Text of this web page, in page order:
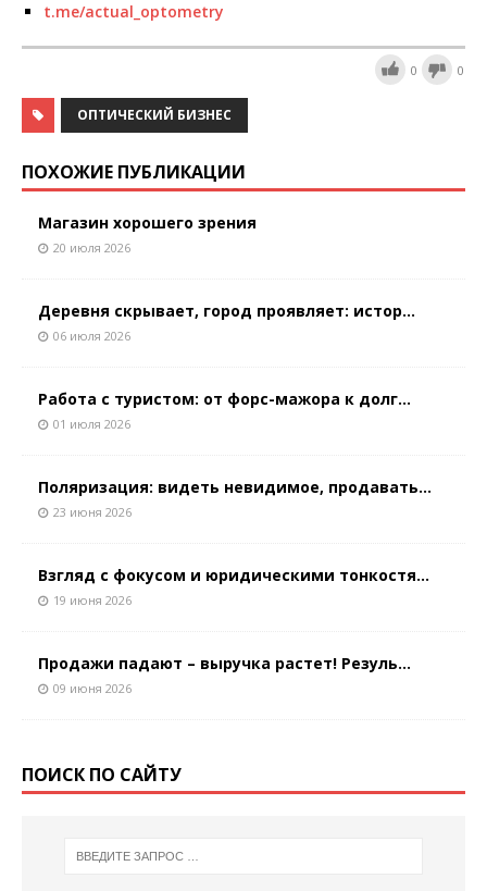
t.me/actual_optometry
0 0
ОПТИЧЕСКИЙ БИЗНЕС
ПОХОЖИЕ ПУБЛИКАЦИИ
Магазин хорошего зрения
20 июля 2026
Деревня скрывает, город проявляет: истор...
06 июля 2026
Работа с туристом: от форс-мажора к долг...
01 июля 2026
Поляризация: видеть невидимое, продавать...
23 июня 2026
Взгляд с фокусом и юридическими тонкостя...
19 июня 2026
Продажи падают – выручка растет! Резуль...
09 июня 2026
ПОИСК ПО САЙТУ